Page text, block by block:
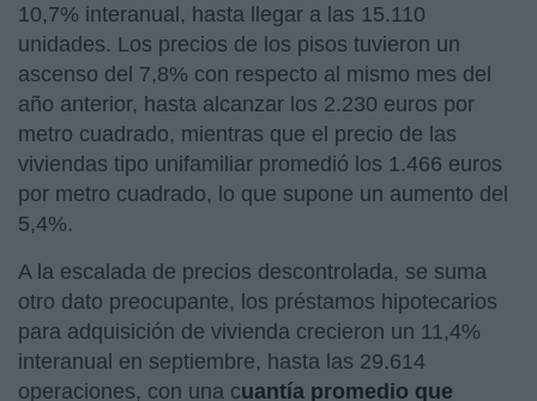
10,7% interanual, hasta llegar a las 15.110
unidades. Los precios de los pisos tuvieron un
ascenso del 7,8% con respecto al mismo mes del
año anterior, hasta alcanzar los 2.230 euros por
metro cuadrado, mientras que el precio de las
viviendas tipo unifamiliar promedió los 1.466 euros
por metro cuadrado, lo que supone un aumento del
5,4%.
A la escalada de precios descontrolada, se suma
otro dato preocupante, los préstamos hipotecarios
para adquisición de vivienda crecieron un 11,4%
interanual en septiembre, hasta las 29.614
operaciones, con una cuantía promedio que